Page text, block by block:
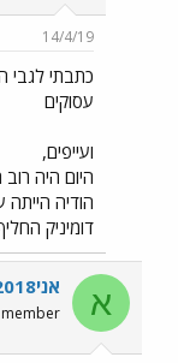
14/4/19
כתבתי לגבי
עסוקים
ועייפים,
היום היה
הודיה
דומיניק
א אני2018